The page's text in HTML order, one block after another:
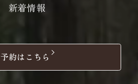
新着情報
約はこちら